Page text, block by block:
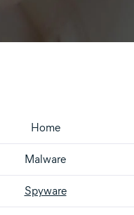
Home
Malware
Spyware